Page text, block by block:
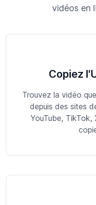
vidéos en
Copiez
Trouvez la vidéo
depuis des sites
YouTube, TikTok,